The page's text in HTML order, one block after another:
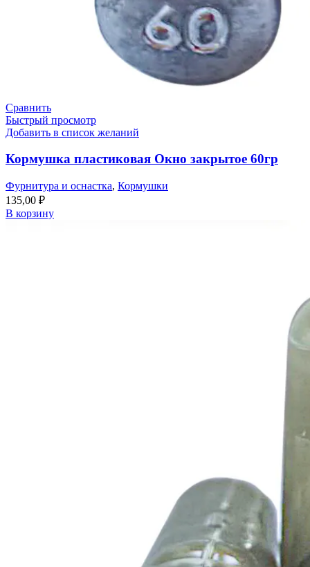
Сравнить
Быстрый просмотр
Добавить в список желаний
Кормушка пластиковая Окно закрытое 60гр
Фурнитура и оснастка, Кормушки
135,00 ₽
В корзину